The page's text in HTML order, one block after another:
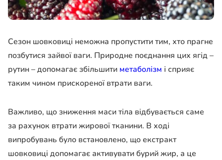
Сезон шовковиці неможна пропустити тим, хто прагне
позбутися зайвої ваги. Природне поєднання цих ягід –
рутин – допомагає збільшити метаболізм і сприяє
таким чином прискореної втрати ваги.
Важливо, що зниження маси тіла відбувається саме
за рахунок втрати жирової тканини. В ході
випробувань було встановлено, що екстракт
шовковиці допомагає активувати бурий жир, а це